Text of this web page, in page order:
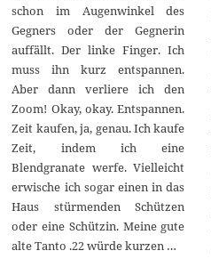
schon im Augenwinkel des
Gegners oder der Gegnerin
auffällt. Der linke Finger. Ich
muss ihn kurz entspannen.
Aber dann verliere ich den
Zoom! Okay, okay. Entspannen.
Zeit kaufen, ja, genau. Ich kaufe
Zeit, indem ich eine
Blendgranate werfe. Vielleicht
erwische ich sogar einen in das
Haus stürmenden Schützen
oder eine Schützin. Meine gute
alte Tanto .22 würde kurzen …